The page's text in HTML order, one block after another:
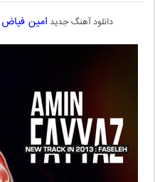
دانلود آهنگ جدیدامین فیاض